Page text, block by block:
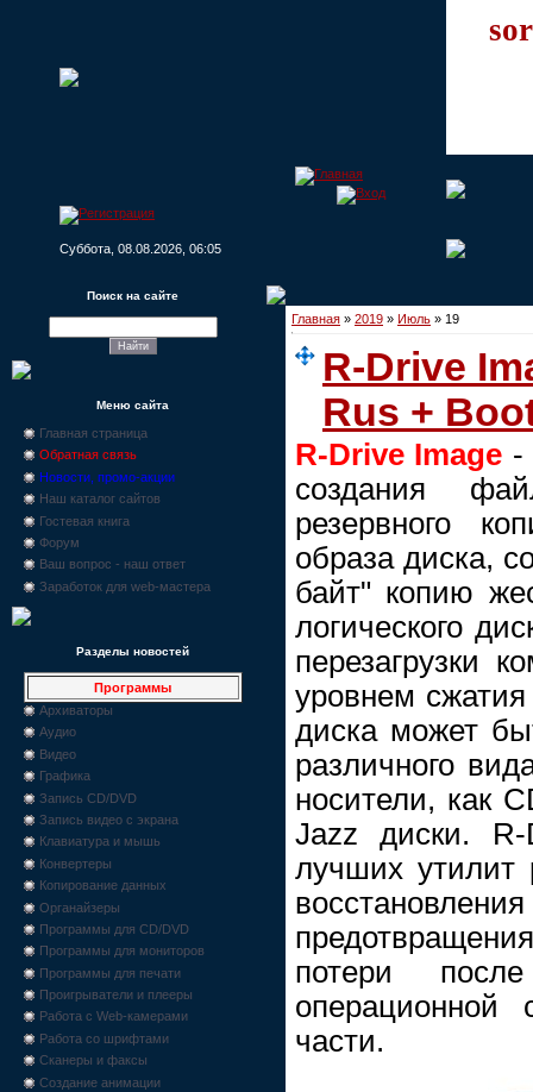
Суббота, 08.08.2026, 06:05
Поиск на сайте
Меню сайта
Главная страница
Обратная связь
Новости, промо-акции
Наш каталог сайтов
Гостевая книга
Форум
Ваш вопрос - наш ответ
Заработок для web-мастера
Разделы новостей
Программы
Архиваторы
Аудио
Видео
Графика
Запись CD/DVD
Запись видео с экрана
Клавиатура и мышь
Конвертеры
Копирование данных
Органайзеры
Программы для CD/DVD
Программы для мониторов
Программы для печати
Проигрыватели и плееры
Работа с Web-камерами
Работа со шрифтами
Сканеры и факсы
Создание анимации
Главная » 2019 » Июль » 19
R-Drive
Rus +
R-Drive Image -
создания
резервного
образа диска,
байт" копию
логического
перезагрузки
уровнем
диска может
различного
носители, как
Jazz диски.
лучших утилит
потери
операционной
части.